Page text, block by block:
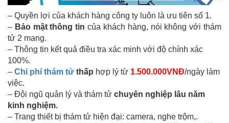
– Quyền lợi của khách hàng công ty luôn là ưu tiên số 1.
– Bảo mật thông tin của khách hàng, nói không với thám
tử 2 mang.
– Thông tin kết quả điều tra xác minh với độ chính xác
100%.
– Chi phí thám tử thấp hợp lý từ 1.500.000VNĐ/ngày làm
việc.
– Đội ngũ quản lý và thám tử chuyên nghiệp lâu năm
kinh nghiệm.
– Trang thiết bị thám tử hiện đại: camera, nghe trộm,.